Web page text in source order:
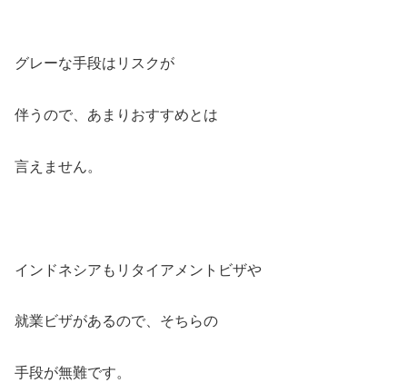
グレーな手段はリスクが
伴うので、あまりおすすめとは
言えません。
インドネシアもリタイアメントビザや
就業ビザがあるので、そちらの
手段が無難です。